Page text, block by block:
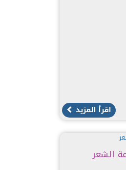
اقرأ المزيد
الشعر